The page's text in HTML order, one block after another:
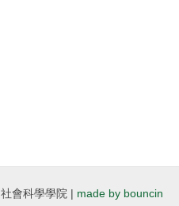
會科學學院 | made by bouncin